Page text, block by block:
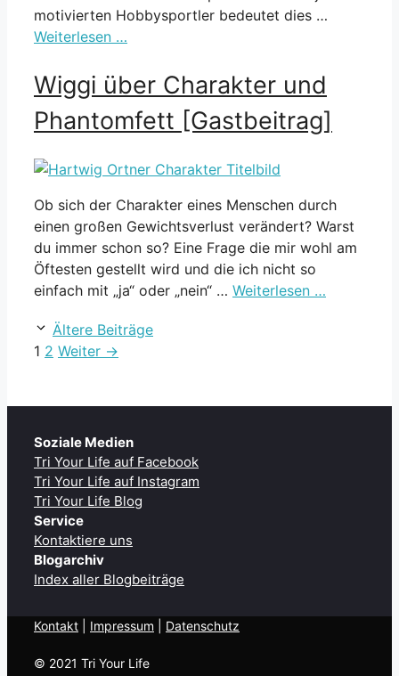
motivierten Hobbysportler bedeutet dies …
Weiterlesen …
Wiggi über Charakter und
Phantomfett [Gastbeitrag]
Ob sich der Charakter eines Menschen durch
einen großen Gewichtsverlust verändert? Warst
du immer schon so? Eine Frage die mir wohl am
Öftesten gestellt wird und die ich nicht so
einfach mit „ja“ oder „nein“ … Weiterlesen …
Ältere Beiträge
Seite
1 Seite
2 Weiter →
Soziale Medien
Tri Your Life auf Facebook
Tri Your Life auf Instagram
Tri Your Life Blog
Service
Kontaktiere uns
Blogarchiv
Index aller Blogbeiträge
Kontakt Impressum Datenschutz
© 2021 Tri Your Life